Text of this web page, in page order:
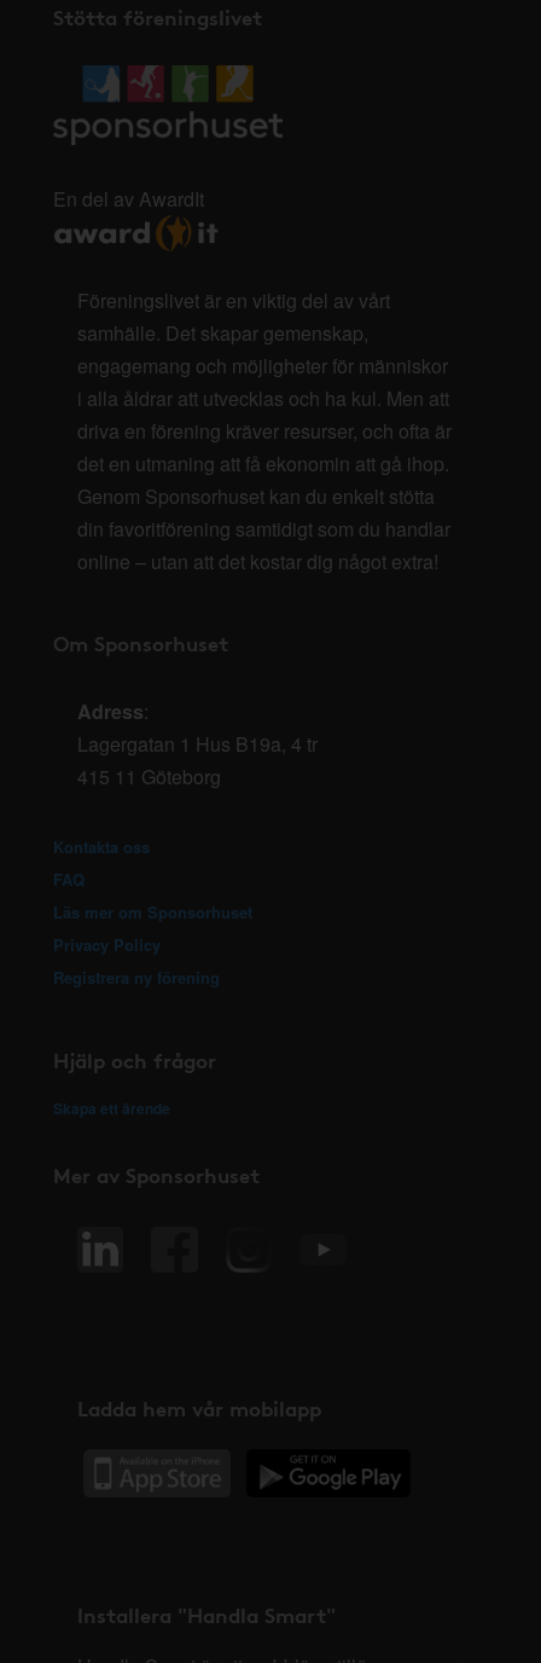
Stötta föreningslivet
En del av AwardIt
Föreningslivet är en viktig del av vårt
samhälle. Det skapar gemenskap,
engagemang och möjligheter för människor
i alla åldrar att utvecklas och ha kul. Men att
driva en förening kräver resurser, och ofta är
det en utmaning att få ekonomin att gå ihop.
Genom Sponsorhuset kan du enkelt stötta
din favoritförening samtidigt som du handlar
online – utan att det kostar dig något extra!
Om Sponsorhuset
Adress:
Lagergatan 1 Hus B19a, 4 tr
415 11 Göteborg
Kontakta oss
FAQ
Läs mer om Sponsorhuset
Privacy Policy
Registrera ny förening
Hjälp och frågor
Skapa ett ärende
Mer av Sponsorhuset
Ladda hem vår mobilapp
Installera "Handla Smart"